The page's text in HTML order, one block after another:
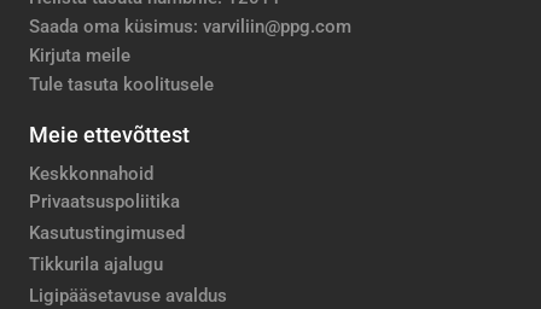
Saada oma küsimus: varviliin@ppg.com
Kirjuta meile
Tule tasuta koolitusele
Meie ettevõttest
Keskkonnahoid
Privaatsuspoliitika
Kasutustingimused
Tikkurila ajalugu
Ligipääsetavuse avaldus